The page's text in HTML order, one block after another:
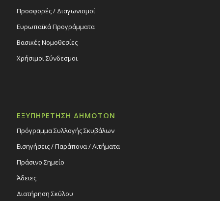
Προσφορές / Διαγωνισμοί
Ευρωπαϊκά Προγράμματα
Βασικές Νομοθεσίες
Χρήσιμοι Σύνδεσμοι
ΕΞΥΠΗΡΕΤΗΣΗ ΔΗΜΟΤΩΝ
Πρόγραμμα Συλλογής Σκυβάλων
Εισηγήσεις / Παράπονα / Αιτήματα
Πράσινο Σημείο
Άδειες
Διατήρηση Σκύλου